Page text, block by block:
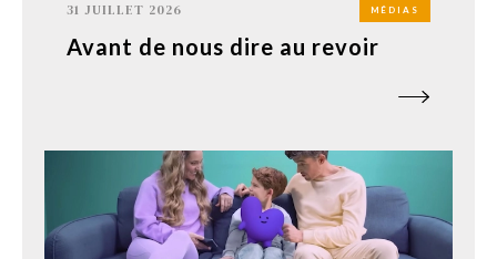
31 JUILLET 2026 MÉDIAS
Avant de nous dire au revoir